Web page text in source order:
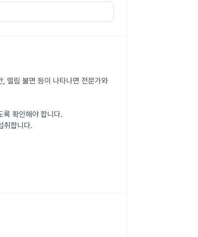
떨림 불면 등이 나타나면 전문가와
록 확인해야 합니다.
취합니다.